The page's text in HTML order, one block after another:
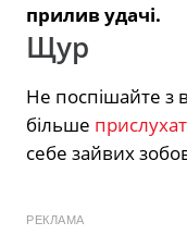
прилив удачі.
Щур
Не поспішайте
більше
себе зайвих
РЕКЛАМА